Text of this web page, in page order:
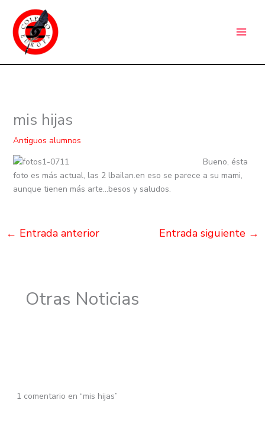
contenido
mis hijas
Antiguos alumnos
Bueno, ésta
foto es más actual, las 2 lbailan.en eso se parece a su mami,
aunque tienen más arte…besos y saludos.
← Entrada anterior Entrada siguiente →
Otras Noticias
1 comentario en “mis hijas”
a
t
a
s